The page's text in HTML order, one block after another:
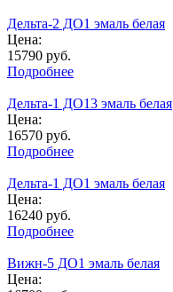
Дельта-2 ДО1 эмаль белая
Цена:
15790 руб.
Подробнее
Дельта-1 ДО13 эмаль белая
Цена:
16570 руб.
Подробнее
Дельта-1 ДО1 эмаль белая
Цена:
16240 руб.
Подробнее
Вижн-5 ДО1 эмаль белая
Цена: